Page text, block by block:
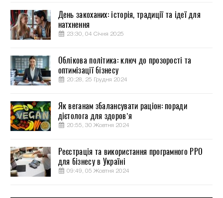
День закоханих: історія, традиції та ідеї для
натхнення
23:30, 04 Січня 2025
Облікова політика: ключ до прозорості та
оптимізації бізнесу
20:28, 25 Грудня 2024
Як веганам збалансувати раціон: поради
дієтолога для здоров’я
20:55, 30 Жовтня 2024
Реєстрація та використання програмного РРО
для бізнесу в Україні
09:49, 05 Жовтня 2024